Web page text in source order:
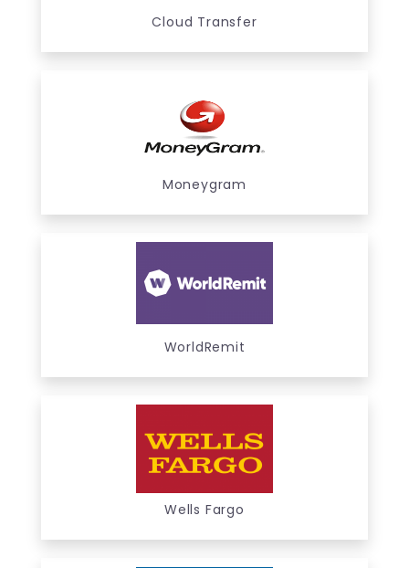
Cloud Transfer
Moneygram
WorldRemit
Wells Fargo